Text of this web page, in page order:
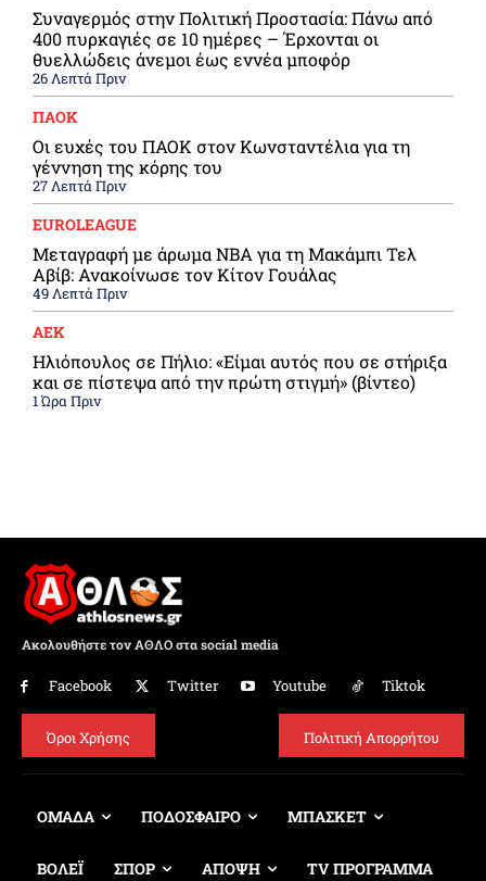
Συναγερμός στην Πολιτική Προστασία: Πάνω από
400 πυρκαγιές σε 10 ημέρες – Έρχονται οι
θυελλώδεις άνεμοι έως εννέα μποφόρ
26 Λεπτά Πριν
ΠΑΟΚ
Οι ευχές του ΠΑΟΚ στον Κωνσταντέλια για τη
γέννηση της κόρης του
27 Λεπτά Πριν
EUROLEAGUE
Μεταγραφή με άρωμα NBA για τη Μακάμπι Τελ
Αβίβ: Ανακοίνωσε τον Κίτον Γουάλας
49 Λεπτά Πριν
ΑΕΚ
Ηλιόπουλος σε Πήλιο: «Είμαι αυτός που σε στήριξα
και σε πίστεψα από την πρώτη στιγμή» (βίντεο)
1 Ώρα Πριν
Ακολουθήστε τον ΑΘΛΟ στα social media
Facebook Twitter Youtube Tiktok
Όροι Χρήσης Πολιτική Απορρήτου
ΟΜΑΔΑ ΠΟΔΟΣΦΑΙΡΟ ΜΠΑΣΚΕΤ
ΒΟΛΕΪ ΣΠΟΡ ΑΠΟΨΗ TV ΠΡΟΓΡΑΜΜΑ